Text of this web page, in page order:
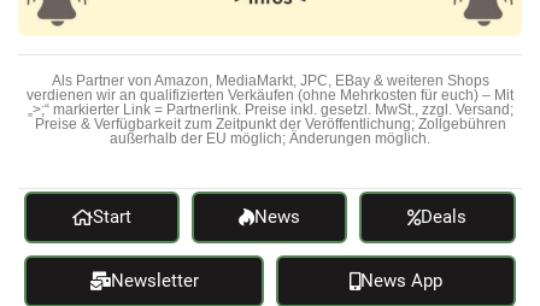
Als Partner von Amazon, MediaMarkt, JPC, EBay & weiteren Shops
verdienen wir an qualifizierten Verkäufen (ohne Mehrkosten für euch) – Mit
„>;“ markierter Link = Partnerlink. Preise inkl. gesetzl. MwSt., zzgl. Versand;
Preise & Verfügbarkeit zum Zeitpunkt der Veröffentlichung; Zollgebühren
außerhalb der EU möglich; Änderungen möglich.
Start News Deals
Newsletter News App